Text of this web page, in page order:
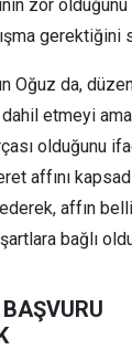
zor
gerektiğini
Oğuz da,
etmeyi
olduğunu
affını
affın
bağlı